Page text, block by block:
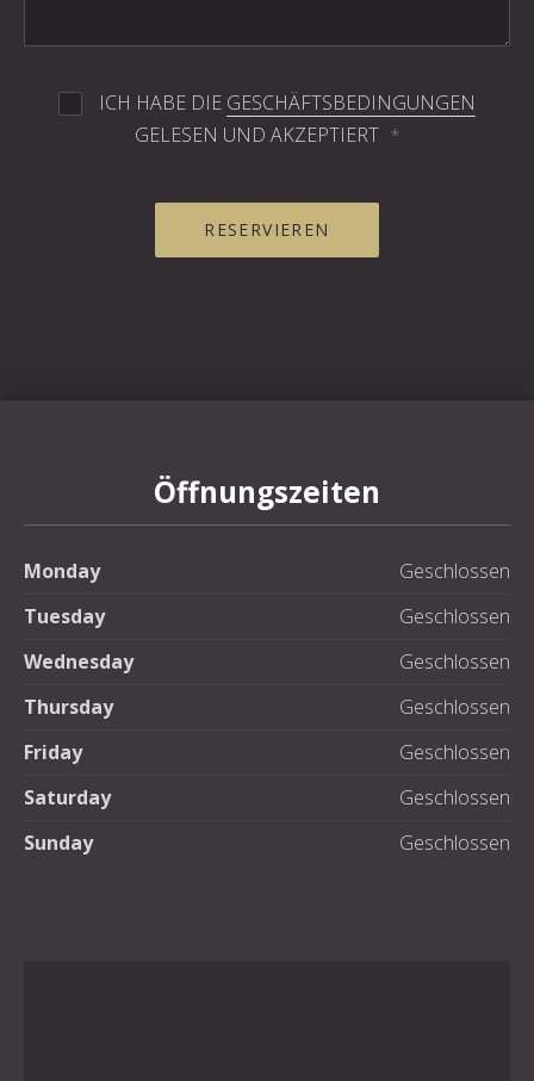
ICH HABE DIE GESCHÄFTSBEDINGUNGEN
GELESEN UND AKZEPTIERT *
RESERVIEREN
Öffnungszeiten
Monday
Geschlossen
Tuesday
Geschlossen
Wednesday
Geschlossen
Thursday
Geschlossen
Friday
Geschlossen
Saturday
Geschlossen
Sunday
Geschlossen